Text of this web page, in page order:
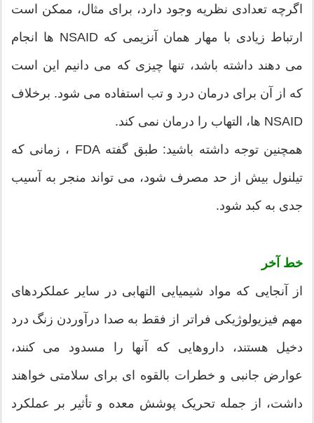
اگرچه تعدادی نظریه وجود دارد، برای مثال، ممکن است
ارتباط زیادی با مهار همان آنزیمی که NSAID ها انجام
می دهند داشته باشد، تنها چیزی که می دانیم این است
که از آن برای درمان درد و تب استفاده می شود. برخلاف
NSAID ها، التهاب را درمان نمی کند.
همچنین توجه داشته باشید: طبق گفته FDA ، زمانی که
تیلنول بیش از حد مصرف شود، می تواند منجر به آسیب
جدی به کبد شود.
خط آخر
از آنجایی که مواد شیمیایی التهابی در سایر عملکردهای
مهم فیزیولوژیکی فراتر از فقط به صدا درآوردن زنگ درد
دخیل هستند، داروهایی که آنها را مسدود می کنند،
عوارض جانبی و خطرات بالقوه ای برای سلامتی خواهند
داشت، از جمله تحریک پوشش معده و تأثیر بر عملکرد